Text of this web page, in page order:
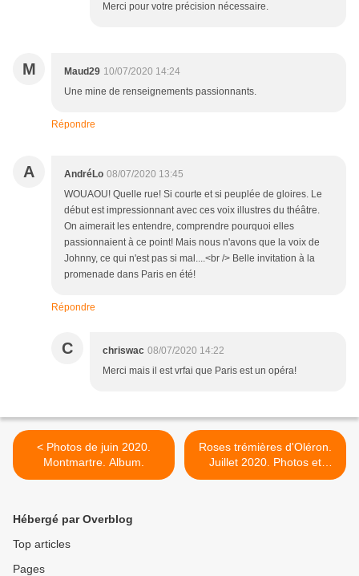
Merci pour votre précision nécessaire.
M Maud29 10/07/2020 14:24
Une mine de renseignements passionnants.
Répondre
A AndréLo 08/07/2020 13:45
WOUAOU! Quelle rue! Si courte et si peuplée de gloires. Le
début est impressionnant avec ces voix illustres du théâtre.
On aimerait les entendre, comprendre pourquoi elles
passionnaient à ce point! Mais nous n'avons que la voix de
Johnny, ce qui n'est pas si mal....<br /> Belle invitation à la
promenade dans Paris en été!
Répondre
C chriswac 08/07/2020 14:22
Merci mais il est vrfai que Paris est un opéra!
< Photos de juin 2020.
Montmartre. Album.
Roses trémières d'Oléron.
Juillet 2020. Photos et
poème. >
Hébergé par Overblog
Top articles
Pages